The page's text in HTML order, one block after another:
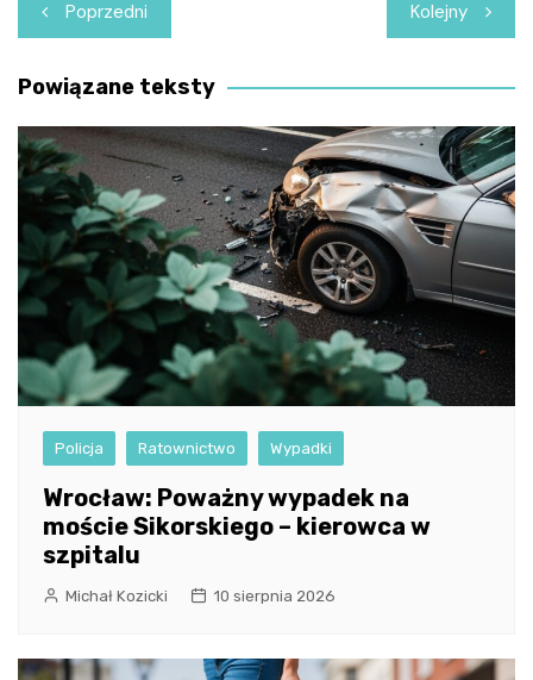
wpisu
Poprzedni Kolejny
Powiązane teksty
Policja Ratownictwo Wypadki
Wrocław: Poważny wypadek na
moście Sikorskiego – kierowca w
szpitalu
Michał Kozicki 10 sierpnia 2026